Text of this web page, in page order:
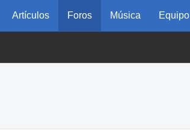
Artículos Foros Música Equipo